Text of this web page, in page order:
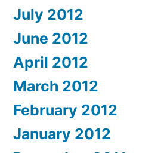
July 2012
June 2012
April 2012
March 2012
February 2012
January 2012